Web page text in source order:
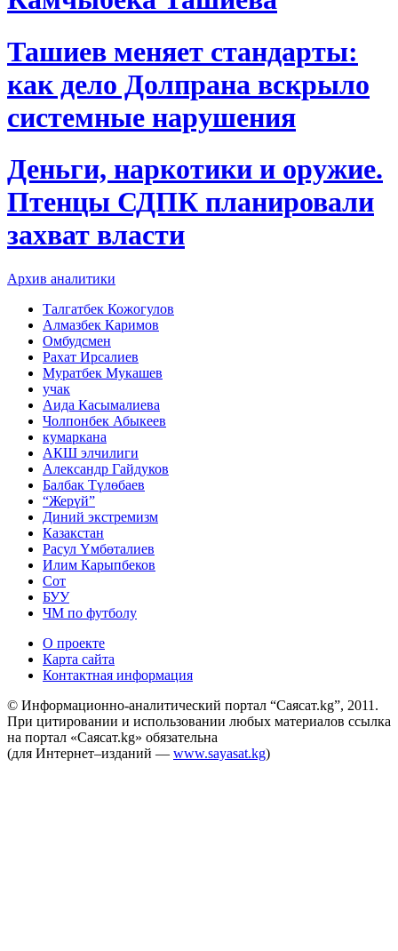
Ташиев меняет стандарты:
как дело Долпрана вскрыло
системные нарушения
Деньги, наркотики и оружие.
Птенцы СДПК планировали
захват власти
Архив аналитики
Талгатбек Кожогулов
Алмазбек Каримов
Омбудсмен
Рахат Ирсалиев
Муратбек Мукашев
учак
Аида Касымалиева
Чолпонбек Абыкеев
кумаркана
АКШ элчилиги
Александр Гайдуков
Балбак Түлөбаев
“Жерүй”
Диний экстремизм
Казакстан
Расул Үмбөталиев
Илим Карыпбеков
Сот
БУУ
ЧМ по футболу
О проекте
Карта сайта
Контактная информация
© Информационно-аналитический портал “Саясат.kg”, 2011.
При цитировании и использовании любых материалов ссылка
на портал «Саясат.kg» обязательна
(для Интернет–изданий — www.sayasat.kg)